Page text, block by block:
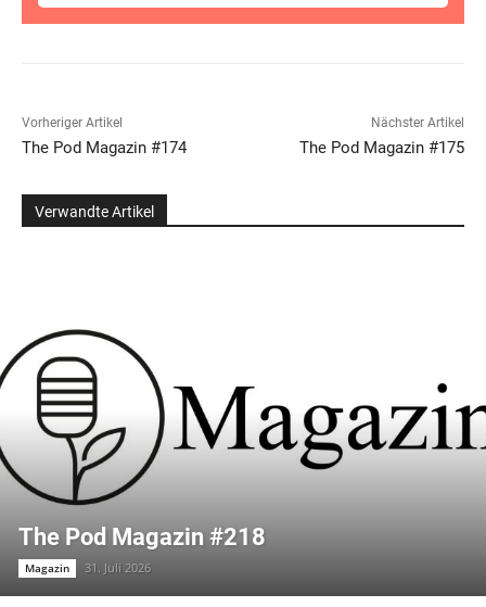
Vorheriger Artikel
The Pod Magazin #174
Nächster Artikel
The Pod Magazin #175
Verwandte Artikel
The Pod Magazin #218
Magazin 31. Juli 2026